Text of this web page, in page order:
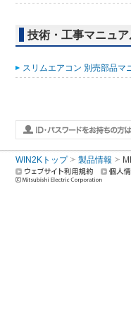
技術・工事マニュア
スリムエアコン 別売部品マ
WIN2Kトップ 製品情報